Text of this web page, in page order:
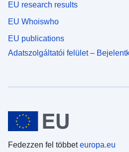
EU research results
EU Whoiswho
EU publications
Adatszolgáltatói felület –
Fedezzen fel többeteuropa.eu